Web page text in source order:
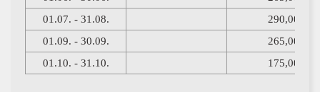
01.07. - 31.08.
290,00
01.09. - 30.09.
265,00
01.10. - 31.10.
175,00